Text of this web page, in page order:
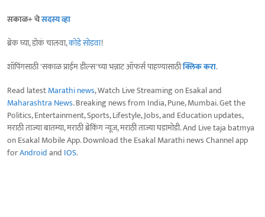
सकाळ+ चेसदस्य व्हा
ब्रेक घ्या, डोकं चालवा,कोडे सोडवा!
शॉपिंगसाठी 'सकाळ प्राईम डील्स'च्या भन्नाट ऑफर्स पाहण्यासाठीक्लिक करा.
Read latestMarathi news, Watch Live Streaming on Esakal and
Maharashtra News. Breaking news from India, Pune, Mumbai. Get the
Politics, Entertainment, Sports, Lifestyle, Jobs, and Education updates,
मराठी ताज्या बातम्या, मराठी ब्रेकिंग न्यूज, मराठी ताज्या घडामोडी. And Live taja batmya
on Esakal Mobile App. Download the Esakal Marathi news Channel app
forAndroidand IOS.